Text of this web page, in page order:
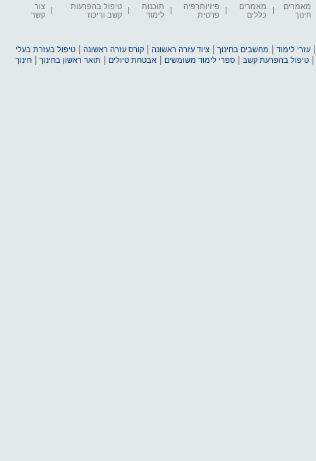
מאמרים
חינוך
מאמרים
כללים
פיזיותרפיה
פרטית
תוכנות
לימוד
טיפול בהפרעות
קשב וריכוז
צור
קשר
עזרי לימוד מחשבים בחינוך |ציוד עזרה ראשונה |קורס עזרה ראשונה |טיפול בעזרת בעלי
|טיפול בהפרעת קשב |ספרי לימוד משומשים |אבטחת טיולים תואר ראשון בחינוך |חינוך